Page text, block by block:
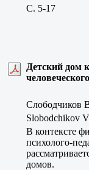
C. 5-17
Детский дом
Слободчиков
Slobodchikov
В контексте
психолого-
домов.